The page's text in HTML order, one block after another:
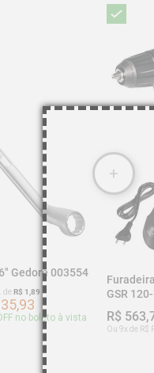
Gedore 003554
de R$ 1,89
no boleto à vista
GSR
R$
Ou 9x de R$